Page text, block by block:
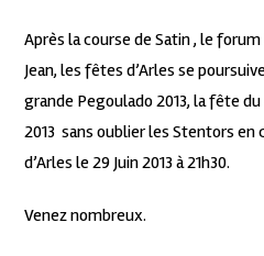
Après la course de Satin , le
Jean, les fêtes d’Arles se
grande Pegoulado 2013, la fête
2013 sans oublier les Stentors
d’Arles le 29 Juin 2013 à 21h30.
Venez nombreux.